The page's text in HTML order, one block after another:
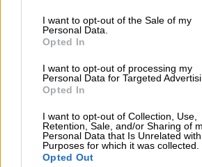
I want to opt-out of the Sale of my
Personal Data.
Opted In
I want to opt-out of processing my
Personal Data for Targeted
Opted In
I want to opt-out of Collection, Use,
Retention, Sale, and/or Sharing of
Personal Data that Is Unrelated
Purposes for which it was collected.
Opted Out
Esperamos que Pedro
recupere el sentido de sus